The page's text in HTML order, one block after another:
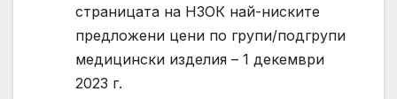
страницата на НЗОК най-ниските
предложени цени по групи/подгрупи
медицински изделия – 1 декември
2023 г.